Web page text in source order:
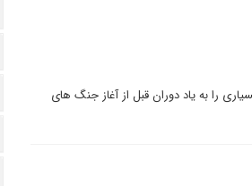
را به یاد دوران قبل از آغاز جنگ های